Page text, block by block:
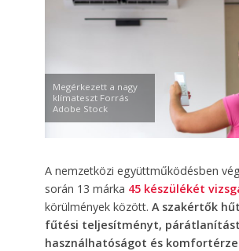
Megérkezett a nagy
klímateszt Forrás
Adobe Stock
A nemzetközi együttműködésben
során 13 márka 45 készülékét
körülmények között. A szakértők
fűtési teljesítményt,
használhatóságot és